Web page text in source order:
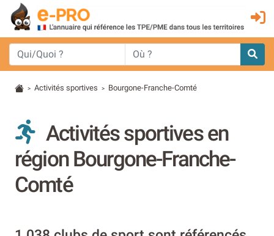
> Activités sportives > Bourgone-Franche-Comté
Activités sportives en
région Bourgone-Franche-
Comté